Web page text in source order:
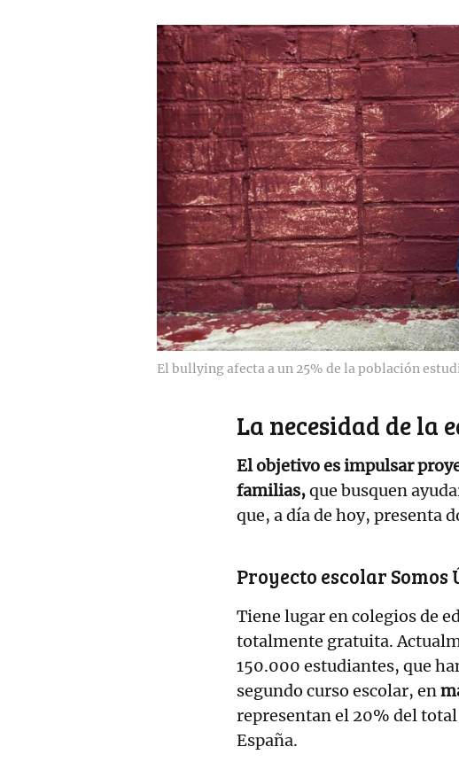
El bullying afecta a un 25% de la población
La necesidad de la
El objetivo es impulsar
familias,que busquen
que, a día de hoy, presenta
Proyecto escolar Somos
Tiene lugar en colegios de
totalmente gratuita.
150.000 estudiantes, que
segundo curso escolar, en
representan el 20% del
España.